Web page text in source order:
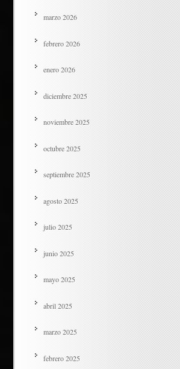
marzo 2026
febrero 2026
enero 2026
diciembre 2025
noviembre 2025
octubre 2025
septiembre 2025
agosto 2025
julio 2025
junio 2025
mayo 2025
abril 2025
marzo 2025
febrero 2025